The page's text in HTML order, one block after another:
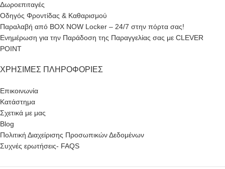
Δωροεπιταγές
Οδηγός Φροντίδας & Καθαρισμού
Παραλαβή από BOX NOW Locker – 24/7 στην πόρτα σας!
Ενημέρωση για την Παράδοση της Παραγγελίας σας με CLEVER
POINT
ΧΡΉΣΙΜΕΣ ΠΛΗΡΟΦΟΡΊΕΣ
Επικοινωνία
Κατάστημα
Σχετικά με μας
Blog
Πολιτική Διαχείρισης Προσωπικών Δεδομένων
Συχνές ερωτήσεις- FAQS